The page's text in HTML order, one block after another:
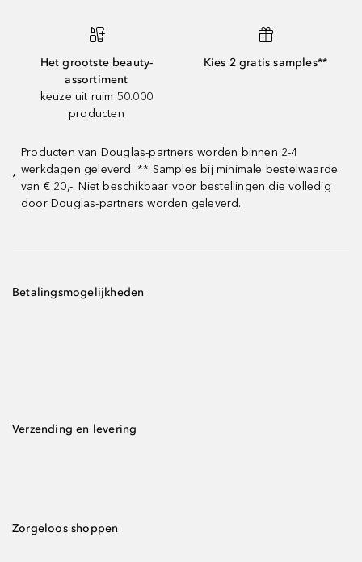
Het grootste beauty-
assortiment
keuze uit ruim 50.000
producten
Kies 2 gratis samples**
*
Producten van Douglas-partners worden binnen 2-4
werkdagen geleverd. ** Samples bij minimale bestelwaarde
van € 20,-. Niet beschikbaar voor bestellingen die volledig
door Douglas-partners worden geleverd.
Betalingsmogelijkheden
Verzending en levering
Zorgeloos shoppen